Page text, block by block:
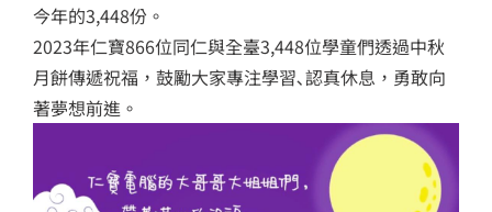
今年的3,448份。
2023年仁寶866位同仁與全臺3,448位學童們透過中秋
月餅傳遞祝福，鼓勵大家專注學習､認真休息，勇敢向
著夢想前進。